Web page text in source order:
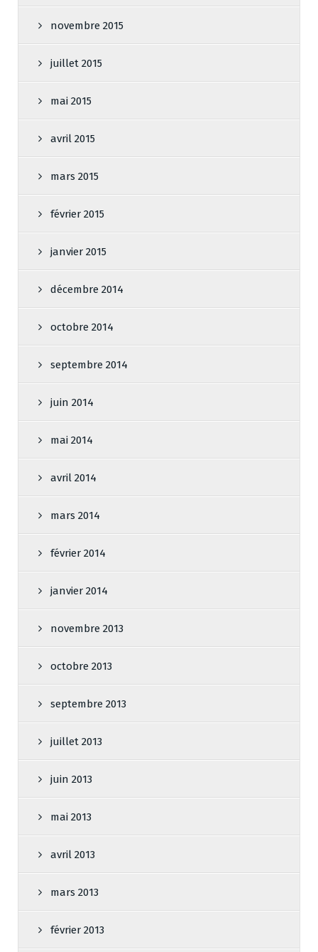
novembre 2015
juillet 2015
mai 2015
avril 2015
mars 2015
février 2015
janvier 2015
décembre 2014
octobre 2014
septembre 2014
juin 2014
mai 2014
avril 2014
mars 2014
février 2014
janvier 2014
novembre 2013
octobre 2013
septembre 2013
juillet 2013
juin 2013
mai 2013
avril 2013
mars 2013
février 2013